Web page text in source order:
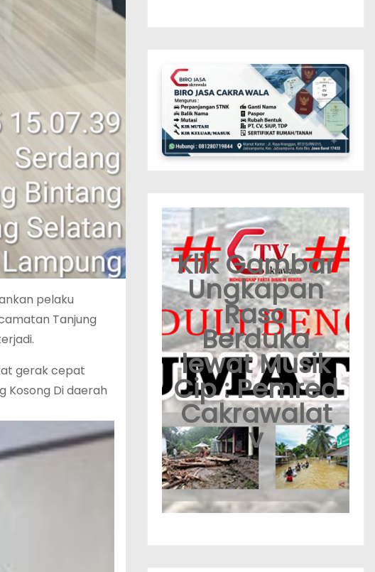
pelaku
Tanjung
gerak cepat
Kosong Di daerah
Klik Gambar
Ungkapan
Rasa
Berduka
lewat Musik
Cip : Pemred
Cakrawalat
v